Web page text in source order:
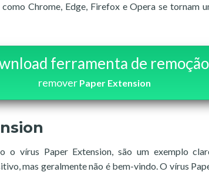
Chrome, Edge, Firefox e Opera se tornam
ferramenta de remoção
remover Paper Extension
o vírus Paper Extension, são um exemplo
mas geralmente não é bem-vindo. O vírus